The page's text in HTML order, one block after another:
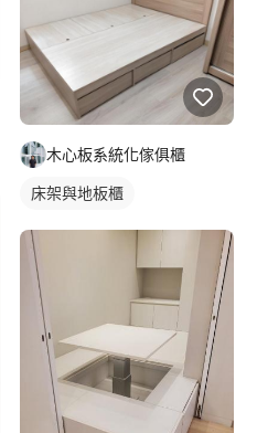
木心板系統化傢俱櫃
床架與地板櫃